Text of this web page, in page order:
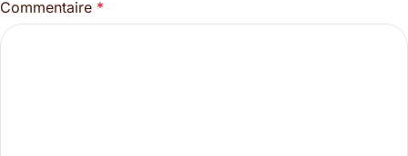
Commentaire *